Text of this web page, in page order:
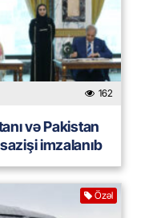
162
və Pakistan
imzalanıb
Özəl